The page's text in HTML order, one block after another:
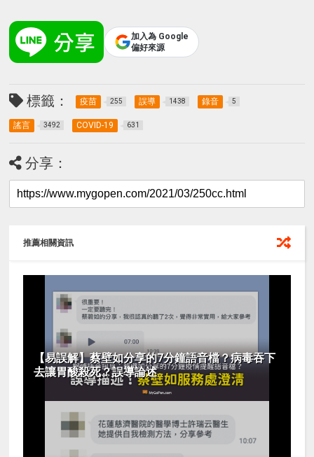
加入為 Google
偏好來源
標籤： 疫苗 255 誤導 1438 錄音 5
謠言 3492 COVID-19 631
分享：
推薦相關資訊
【易誤解】蔡壁如分享的7分鐘語音檔？病毒吞下
去讓胃酸殺死？誤導論述